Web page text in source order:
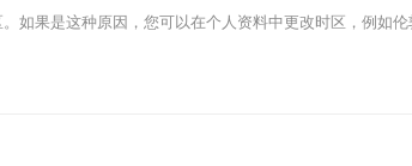
果是这种原因，您可以在个人资料中更改时区，例如